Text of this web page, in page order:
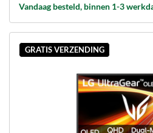
Vandaag besteld, binnen 1-3
GRATIS VERZENDING